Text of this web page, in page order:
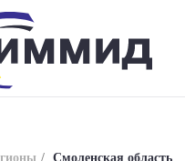
/ Смоленская область